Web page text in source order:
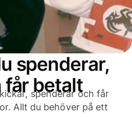
spenderar,
får betalt
spenderar och får
Allt du behöver på ett